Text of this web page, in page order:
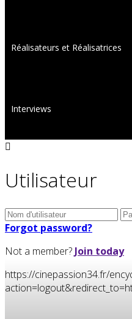
Réalisateurs et Réalisatrices
Interviews
Utilisateur
Forgot password?
Not a member? Join today
https://cinepassion34.fr/